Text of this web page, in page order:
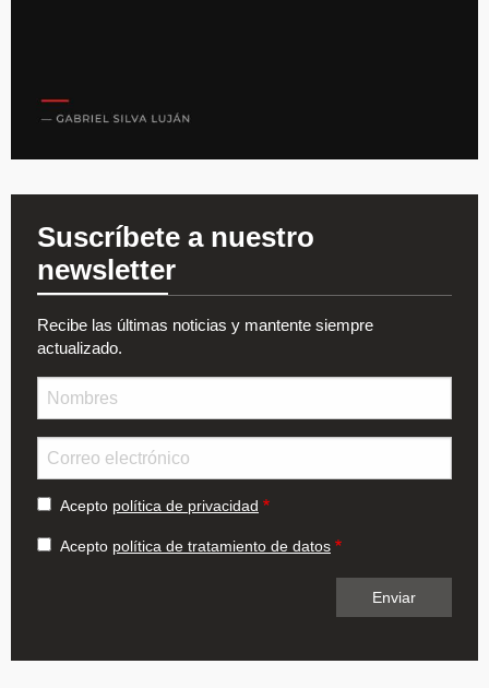
Suscríbete a nuestro
newsletter
Recibe las últimas noticias y mantente siempre
actualizado.
Acepto política de privacidad
Acepto política de tratamiento de datos